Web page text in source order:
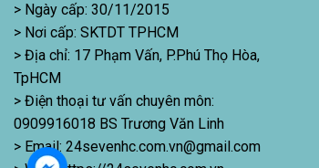
> Ngày cấp: 30/11/2015
> Nơi cấp: SKTDT TPHCM
> Địa chỉ: 17 Phạm Vấn, P.Phú Thọ Hòa,
TpHCM
> Điện thoại tư vấn chuyên môn:
0909916018 BS Trương Văn Linh
> Email: 24sevenhc.com.vn@gmail.com